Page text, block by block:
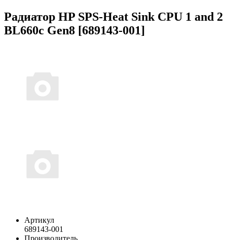
Радиатор HP SPS-Heat Sink CPU 1 and 2
BL660c Gen8 [689143-001]
Артикул
689143-001
Производитель